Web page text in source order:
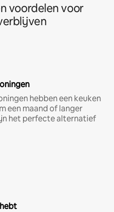
voordelen voor
hebben een keuken
een maand of langer
het perfecte alternatief